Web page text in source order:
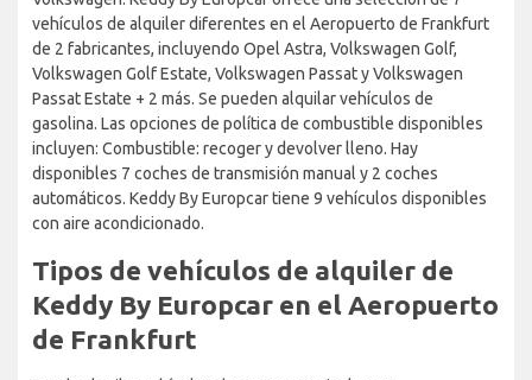
vehículos de alquiler diferentes en el Aeropuerto de Frankfurt
de 2 fabricantes, incluyendo Opel Astra, Volkswagen Golf,
Volkswagen Golf Estate, Volkswagen Passat y Volkswagen
Passat Estate + 2 más. Se pueden alquilar vehículos de
gasolina. Las opciones de política de combustible disponibles
incluyen: Combustible: recoger y devolver lleno. Hay
disponibles 7 coches de transmisión manual y 2 coches
automáticos. Keddy By Europcar tiene 9 vehículos disponibles
con aire acondicionado.
Tipos de vehículos de alquiler de
Keddy By Europcar en el Aeropuerto
de Frankfurt